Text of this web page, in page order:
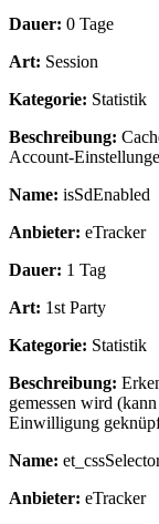
Dauer: 0 Tage
Art: Session
Kategorie: Statistik
Beschreibung:
Account-
Name: isSdEnabled
Anbieter: eTracker
Dauer: 1 Tag
Art: 1st Party
Kategorie: Statistik
Beschreibung:
gemessen wird
Einwilligung
Name:
Anbieter: eTracker